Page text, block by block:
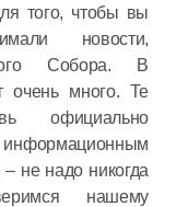
того, чтобы вы
новости,
Собора. В
очень много. Те
официально
не надо никогда
нашему